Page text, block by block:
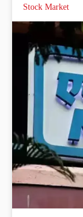
Stock Market